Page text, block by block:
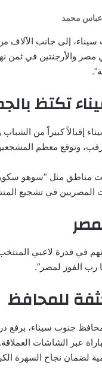
محمد
إلى جانب الآلاف
تكتظ
إقبالاً كبيراً من
معظم المشجعين فوز
مناطق مثل “سوهو
في تشجيع
في قدرة لاعبي
رب الفوز لمصر”.
للمحافظ
جنوب سيناء، برفع
عبر الشاشات
لضمان نجاح السهرة